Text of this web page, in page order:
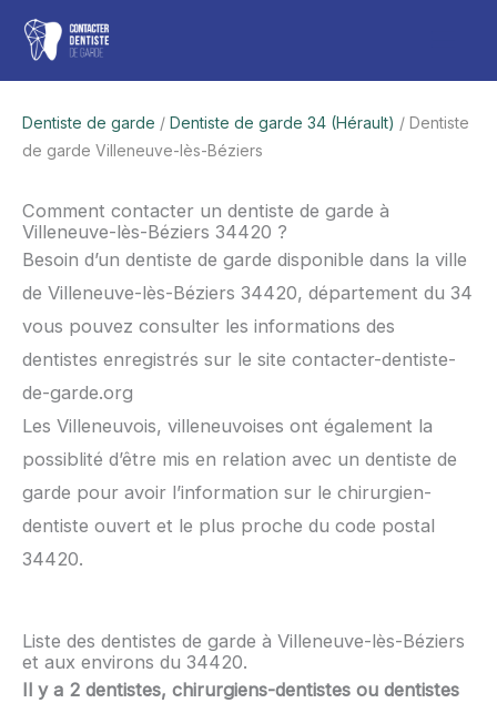
Aller
contenu
Dentiste de garde / Dentiste de garde 34 (Hérault) / Dentiste
de garde Villeneuve-lès-Béziers
Comment contacter un dentiste de garde à
Villeneuve-lès-Béziers 34420 ?
Besoin d’un dentiste de garde disponible dans la ville
de Villeneuve-lès-Béziers 34420, département du 34
vous pouvez consulter les informations des
dentistes enregistrés sur le site contacter-dentiste-
de-garde.org
Les Villeneuvois, villeneuvoises ont également la
possiblité d’être mis en relation avec un dentiste de
garde pour avoir l’information sur le chirurgien-
dentiste ouvert et le plus proche du code postal
34420.
Liste des dentistes de garde à Villeneuve-lès-Béziers
et aux environs du 34420.
Il y a 2 dentistes, chirurgiens-dentistes ou dentistes